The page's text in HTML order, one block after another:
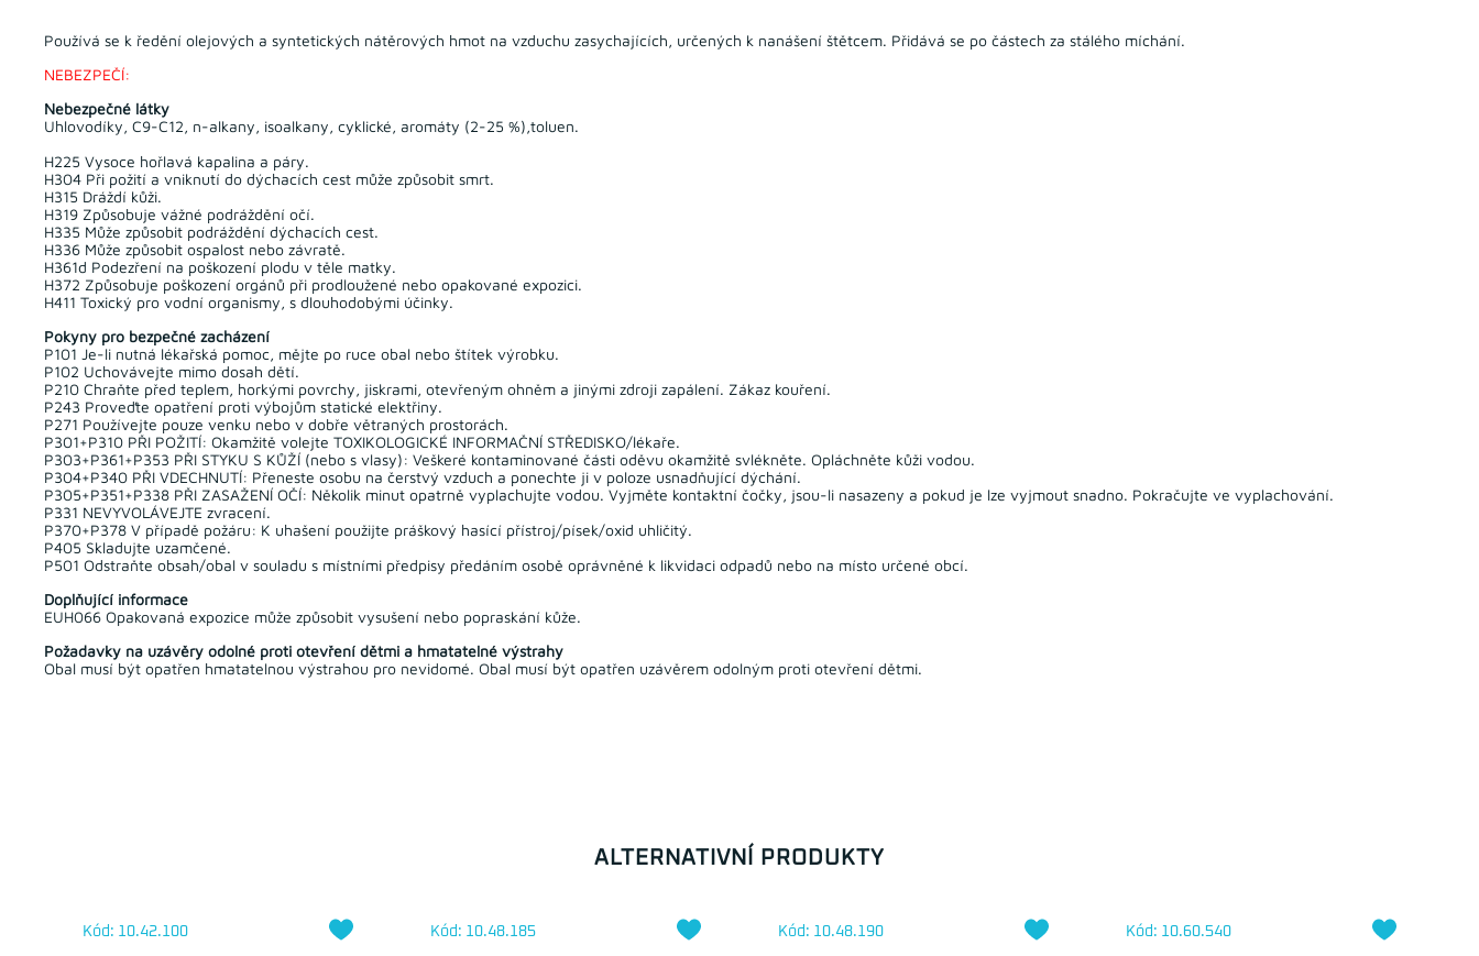
Používá se k ředění olejových a syntetických nátěrových hmot na vzduchu zasychajících, určených k nanášení štětcem. Přidává se po částech za stálého míchání.
NEBEZPEČÍ:
Nebezpečné látky
Uhlovodíky, C9-C12, n-alkany, isoalkany, cyklické, aromáty (2-25 %),toluen.
H225 Vysoce hořlavá kapalina a páry.
H304 Při požití a vniknutí do dýchacích cest může způsobit smrt.
H315 Dráždí kůži.
H319 Způsobuje vážné podráždění očí.
H335 Může způsobit podráždění dýchacích cest.
H336 Může způsobit ospalost nebo závratě.
H361d Podezření na poškození plodu v těle matky.
H372 Způsobuje poškození orgánů při prodloužené nebo opakované expozici.
H411 Toxický pro vodní organismy, s dlouhodobými účinky.
Pokyny pro bezpečné zacházení
P101 Je-li nutná lékařská pomoc, mějte po ruce obal nebo štítek výrobku.
P102 Uchovávejte mimo dosah dětí.
P210 Chraňte před teplem, horkými povrchy, jiskrami, otevřeným ohněm a jinými zdroji zapálení. Zákaz kouření.
P243 Proveďte opatření proti výbojům statické elektřiny.
P271 Používejte pouze venku nebo v dobře větraných prostorách.
P301+P310 PŘI POŽITÍ: Okamžitě volejte TOXIKOLOGICKÉ INFORMAČNÍ STŘEDISKO/lékaře.
P303+P361+P353 PŘI STYKU S KŮŽÍ (nebo s vlasy): Veškeré kontaminované části oděvu okamžitě svlékněte. Opláchněte kůži vodou.
P304+P340 PŘI VDECHNUTÍ: Přeneste osobu na čerstvý vzduch a ponechte ji v poloze usnadňující dýchání.
P305+P351+P338 PŘI ZASAŽENÍ OČÍ: Několik minut opatrně vyplachujte vodou. Vyjměte kontaktní čočky, jsou-li nasazeny a pokud je lze vyjmout snadno. Pokračujte ve vyplachování.
P331 NEVYVOLÁVEJTE zvracení.
P370+P378 V případě požáru: K uhašení použijte práškový hasící přístroj/písek/oxid uhličitý.
P405 Skladujte uzamčené.
P501 Odstraňte obsah/obal v souladu s místními předpisy předáním osobě oprávněné k likvidaci odpadů nebo na místo určené obcí.
Doplňující informace
EUH066 Opakovaná expozice může způsobit vysušení nebo popraskání kůže.
Požadavky na uzávěry odolné proti otevření dětmi a hmatatelné výstrahy
Obal musí být opatřen hmatatelnou výstrahou pro nevidomé. Obal musí být opatřen uzávěrem odolným proti otevření dětmi.
ALTERNATIVNÍ PRODUKTY
Kód: 10.42.100 Kód: 10.48.185 Kód: 10.48.190 Kód: 10.60.540